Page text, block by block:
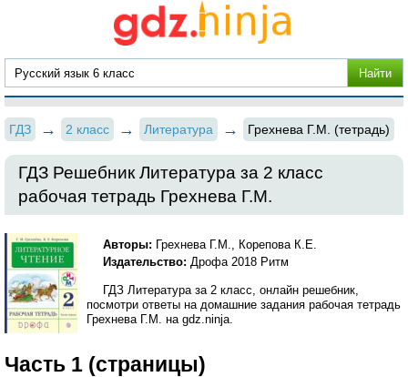
ГДЗ 2 класс Литература Грехнева Г.М. (тетрадь)
ГДЗ Решебник Литература за 2 класс
рабочая тетрадь Грехнева Г.М.
Авторы: Грехнева Г.М., Корепова К.Е.
Издательство:Дрофа 2018 Ритм
ГДЗ Литература за 2 класс, онлайн решебник,
посмотри ответы на домашние задания рабочая тетрадь
Грехнева Г.М. на gdz.ninja.
Часть 1 (страницы)